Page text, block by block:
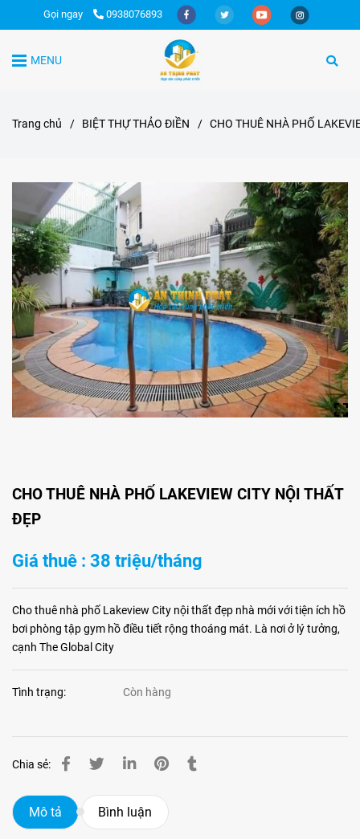
Gọi ngay 0938076893
MENU
Trang chủ / BIỆT THỰ THẢO ĐIỀN / CHO THUÊ NHÀ PHỐ
CHO THUÊ NHÀ PHỐ LAKEVIEW CITY NỘI THẤT
ĐẸP
Giá thuê : 38 triệu/tháng
Cho thuê nhà phố Lakeview City nội thất đẹp nhà mới với tiện ích hồ
bơi phòng tập gym hồ điều tiết rộng thoáng mát. Là nơi ở lý tưởng,
cạnh The Global City
Tình trạng: Còn hàng
Chia sẻ:
Mô tả Bình luận